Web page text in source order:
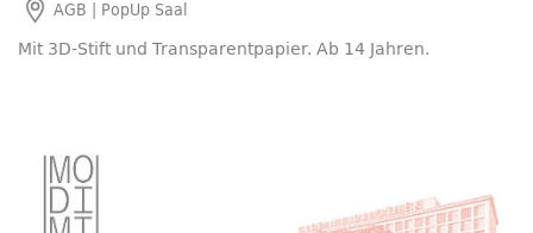
AGB | PopUp Saal
Mit 3D-Stift und Transparentpapier. Ab 14 Jahren.